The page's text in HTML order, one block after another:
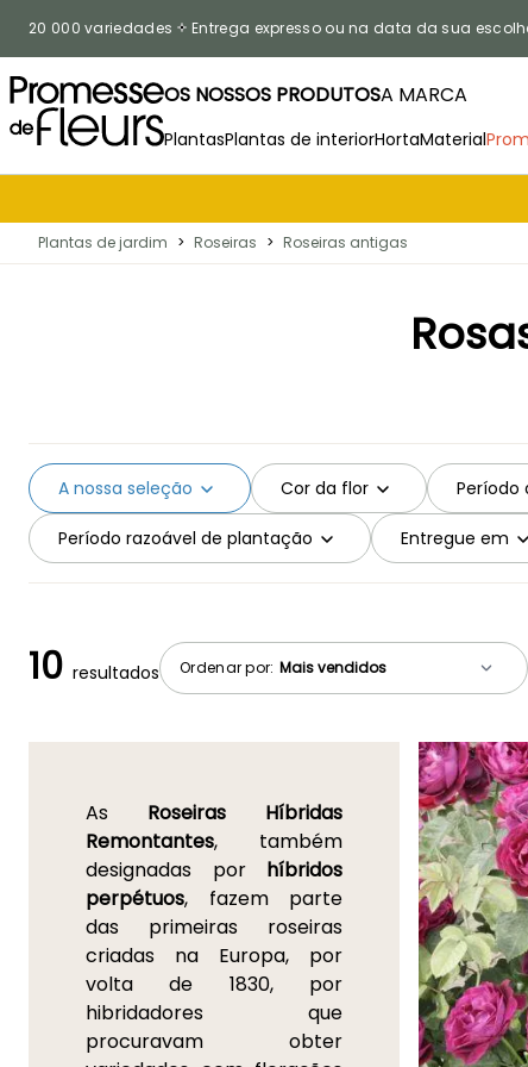
20 000 variedades Entrega expresso ou na data da sua
OS NOSSOS PRODUTOSA MARCA
PlantasPlantas de interiorHortaMaterial
Plantas de jardim > Roseiras > Roseiras antigas
Cor da flor Período
Período razoável de plantação Entregue em
A nossa seleção
Ordenar por:
10 resultados
As Roseiras Híbridas
Remontantes, também
designadas por híbridos
perpétuos, fazem parte
das primeiras roseiras
criadas na Europa, por
volta de 1830, por
hibridadores que
procuravam obter